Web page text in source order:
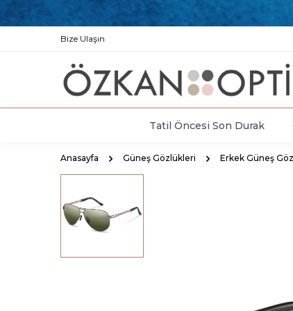
Bize Ulaşın
Tatil Öncesi Son Durak
Anasayfa Güneş Gözlükleri Erkek Güneş